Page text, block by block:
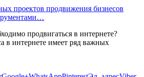
проектов продвижения бизнесов
продвигаться в интернете?
в интернете имеет ряд важных